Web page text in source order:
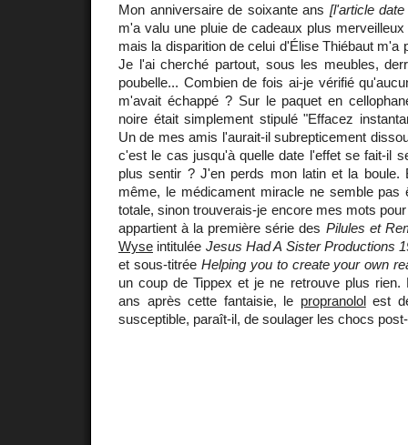
Mon anniversaire de soixante ans [l'article
m'a valu une pluie de cadeaux plus
mais la disparition de celui d'Élise Thiébaut m'a
Je l'ai cherché partout, sous les meubles,
poubelle... Combien de fois ai-je vérifié
m'avait échappé ? Sur le paquet en
noire était simplement stipulé "Effacez
Un de mes amis l'aurait-il subrepticement
c'est le cas jusqu'à quelle date l'effet se fait-il
plus sentir ? J'en perds mon latin et la boule.
même, le médicament miracle ne semble pas
totale, sinon trouverais-je encore mes mots
appartient à la première série des Pilules et
Wyse intitulée Jesus Had A Sister Productions
et sous-titrée Helping you to create your own
un coup de Tippex et je ne retrouve plus rien.
ans après cette fantaisie, le propranololest
susceptible, paraît-il, de soulager les chocs